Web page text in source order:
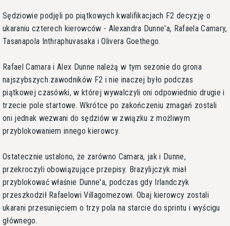
Sędziowie podjęli po piątkowych kwalifikacjach F2 decyzję o
ukaraniu czterech kierowców - Alexandra Dunne'a, Rafaela Camary,
Tasanapola Inthraphuvasaka i Olivera Goethego.
Rafael Camara i Alex Dunne należą w tym sezonie do grona
najszybszych zawodników F2 i nie inaczej było podczas
piątkowej czasówki, w której wywalczyli oni odpowiednio drugie i
trzecie pole startowe. Wkrótce po zakończeniu zmagań zostali
oni jednak wezwani do sędziów w związku z możliwym
przyblokowaniem innego kierowcy.
Ostatecznie ustalono, że zarówno Camara, jak i Dunne,
przekroczyli obowiązujące przepisy. Brazylijczyk miał
przyblokować właśnie Dunne'a, podczas gdy Irlandczyk
przeszkodził Rafaelowi Villagomezowi. Obaj kierowcy zostali
ukarani przesunięciem o trzy pola na starcie do sprintu i wyścigu
głównego.